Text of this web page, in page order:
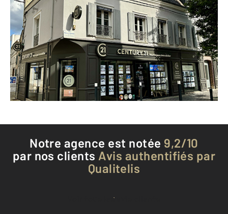
CENTURY 21 Maitrejean Immobilier
14 rue Mathurin Régnier
CHARTRES - 28000
Envoyer un message
Téléphoner à l'agence
Notre agence est notée 9,2/10
par nos clients Avis authentifiés par
Qualitelis
Voir tous les avis clients